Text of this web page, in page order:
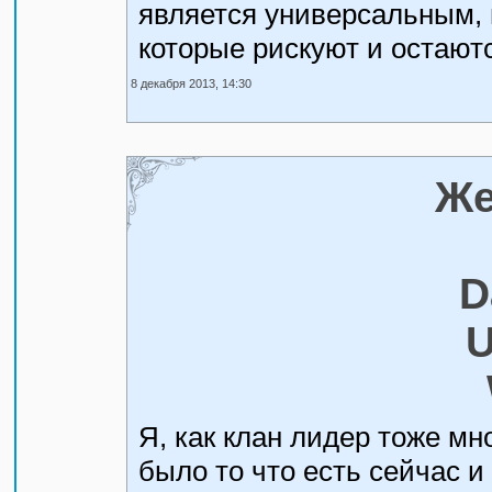
является
которые рискуют и
8 декабря 2013, 14:30
Я, как клан лидер тоже
было то что есть сейчас